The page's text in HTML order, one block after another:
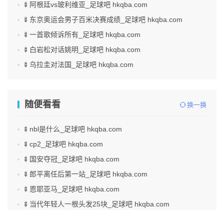
🍢阿根廷vs玻利维亚_足球吧 hkqba.com
🍢东京奥运会男子百米决赛成绩_足球吧 hkqba.com
🍢一首歌倾诉所有_足球吧 hkqba.com
🍢白岩松对话姚明_足球吧 hkqba.com
🍢乌拉圭对法国_足球吧 hkqba.com
随便看看 换一换
🍢nbl是什么_足球吧 hkqba.com
🍢cp2_足球吧 hkqba.com
🍢国安夺冠_足球吧 hkqba.com
🍢郎平离任后第一站_足球吧 hkqba.com
🍢恩耶亚马_足球吧 hkqba.com
🍢当代年轻人一根头发25块_足球吧 hkqba.com